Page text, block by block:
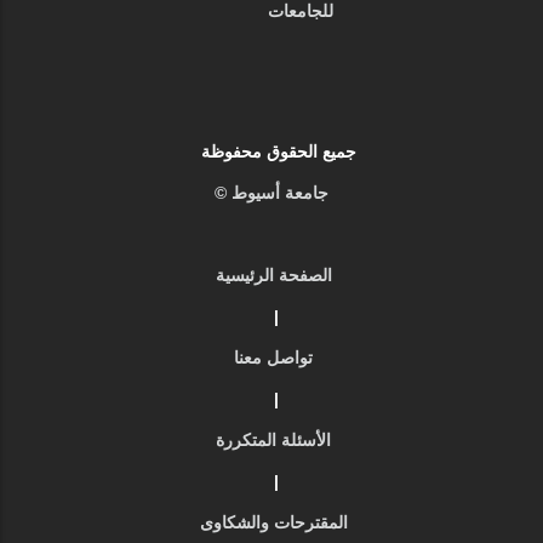
للجامعات
جميع الحقوق محفوظة
جامعة أسيوط ©
الصفحة الرئيسية
|
تواصل معنا
|
الأسئلة المتكررة
|
المقترحات والشكاوى